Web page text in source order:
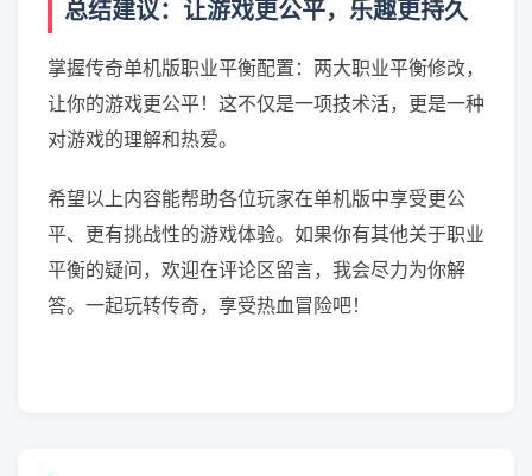
总结建议：让游戏更公平，乐趣更持久
掌握传奇单机版职业平衡配置：两大职业平衡修改，
让你的游戏更公平！这不仅是一项技术活，更是一种
对游戏的理解和热爱。
希望以上内容能帮助各位玩家在单机版中享受更公
平、更有挑战性的游戏体验。如果你有其他关于职业
平衡的疑问，欢迎在评论区留言，我会尽力为你解
答。一起玩转传奇，享受热血冒险吧！